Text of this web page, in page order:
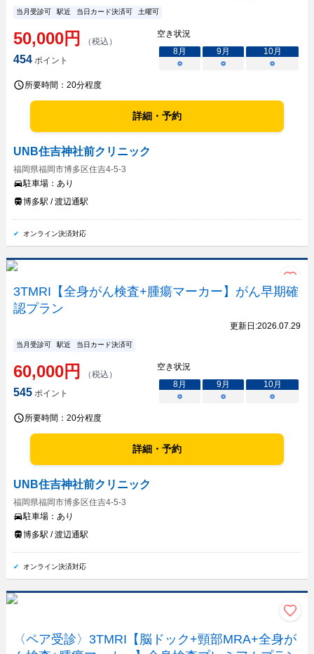
当月受診可 駅近 当日カード決済可 土曜可
50,000円 （税込）
454ポイント
空き状況
8月 9月 10月
○
○ ○
所要時間： 20分程度
詳細・予約
UNB住吉神社前クリニック
福岡県福岡市博多区住吉4-5-3
駐車場： あり
博多駅 / 渡辺通駅
オンライン決済対応
3TMRI【全身がん検査+腫瘍マーカー】がん早期確
認プラン
更新日:2026.07.29
当月受診可 駅近 当日カード決済可
60,000円 （税込）
545ポイント
空き状況
8月 9月 10月
○
○ ○
所要時間： 20分程度
詳細・予約
UNB住吉神社前クリニック
福岡県福岡市博多区住吉4-5-3
駐車場： あり
博多駅 / 渡辺通駅
オンライン決済対応
〈ペア受診〉3TMRI【脳ドック+頸部MRA+全身が